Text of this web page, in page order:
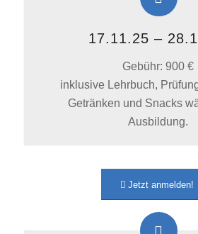
17.11.25 –
Gebühr: 900 €
inklusive Lehrbuch,
Getränken und Snacks
Ausbildung.
Jetzt anmelden!